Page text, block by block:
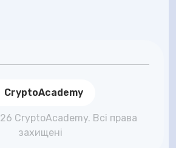
CryptoAcademy
CryptoAcademy. Всі права
захищені